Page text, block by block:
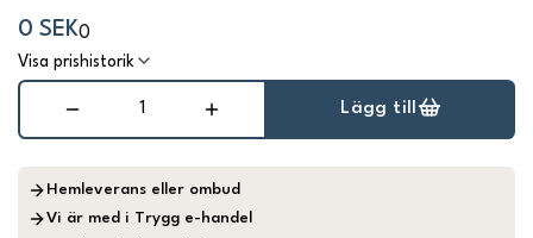
0 SEK0
Visa prishistorik
Lägg till
Hemleverans eller ombud
Vi är med i Trygg e-handel